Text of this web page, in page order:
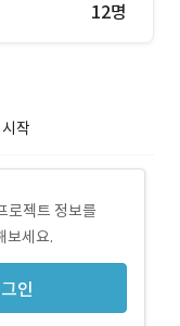
12명
작
로젝트 정보를
보세요.
인